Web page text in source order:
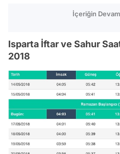
İçeriğin
Isparta İftar ve Sahur
2018